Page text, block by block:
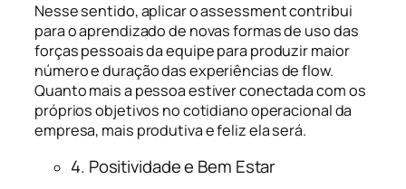
Nesse sentido, aplicar o assessment contribui
para o aprendizado de novas formas de uso das
forças pessoais da equipe para produzir maior
número e duração das experiências de flow.
Quanto mais a pessoa estiver conectada com os
próprios objetivos no cotidiano operacional da
empresa, mais produtiva e feliz ela será.
4. Positividade e Bem Estar